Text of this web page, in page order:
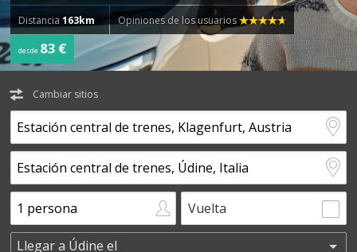
Distancia163km Opiniones de los usuarios
desde 83 €
Cambiar sitios
Vuelta